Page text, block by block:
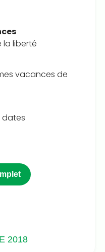
la liberté
vacances de
dates
2018